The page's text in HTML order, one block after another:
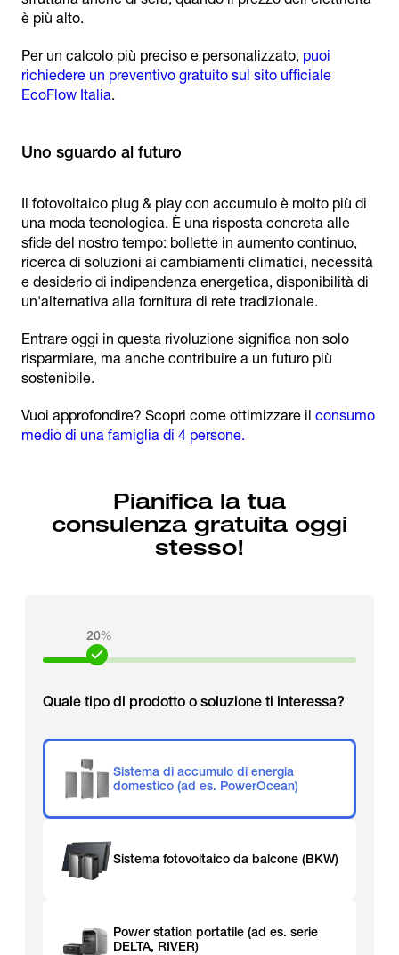
è più alto.
Per un calcolo più preciso e personalizzato, puoi
richiedere un preventivo gratuito sul sito ufficiale
EcoFlow Italia.
Il fotovoltaico plug & play con accumulo è molto più di
una moda tecnologica. È una risposta concreta alle
sfide del nostro tempo: bollette in aumento continuo,
ricerca di soluzioni ai cambiamenti climatici, necessità
e desiderio di indipendenza energetica, disponibilità di
un'alternativa alla fornitura di rete tradizionale.
Entrare oggi in questa rivoluzione significa non solo
risparmiare, ma anche contribuire a un futuro più
sostenibile.
Vuoi approfondire? Scopri come ottimizzare il consumo
medio di una famiglia di 4 persone.
Pianifica la tua
consulenza gratuita oggi
stesso!
20%
Quale tipo di prodotto o soluzione ti interessa?
Sistema di accumulo di energia
domestico (ad es. PowerOcean)
Sistema fotovoltaico da balcone (BKW)
Power station portatile (ad es. serie
DELTA, RIVER)